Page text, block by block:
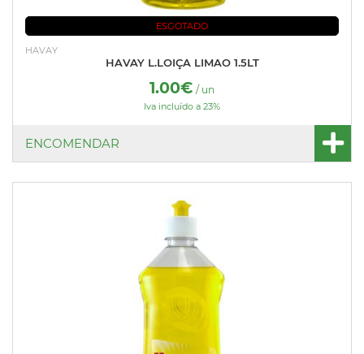
ESGOTADO
HAVAY
HAVAY L.LOIÇA LIMAO 1.5LT
1.00€ / un
Iva incluído a 23%
ENCOMENDAR